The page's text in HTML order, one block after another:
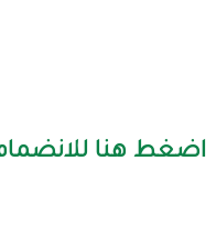
اضغط هنا